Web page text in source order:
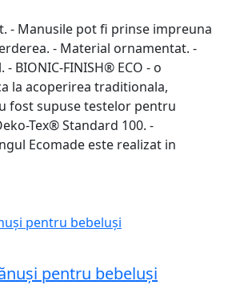
- Manusile pot fi prinse impreuna
- Material ornamentat. -
BIONIC-FINISH® ECO - o
la acoperirea traditionala,
fost supuse testelor pentru
Tex® Standard 100. -
Ecomade este realizat in
pentru bebeluși